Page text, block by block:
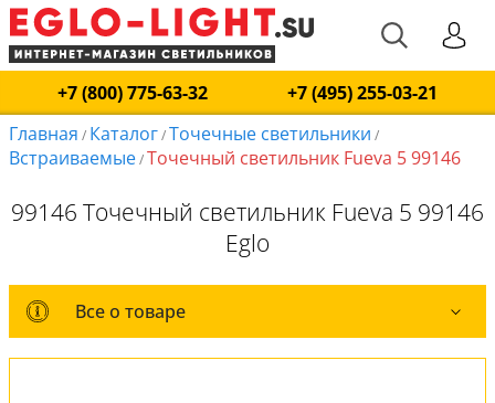
+7 (800) 775-63-32
+7 (495) 255-03-21
Главная / Каталог/Точечные светильники /
Встраиваемые/Точечный светильник Fueva 5 99146
99146 Точечный светильник Fueva 5 99146
Eglo
Все о товаре
Все о товаре